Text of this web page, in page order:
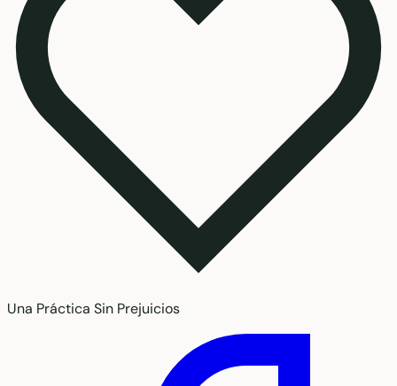
Una Práctica Sin Prejuicios